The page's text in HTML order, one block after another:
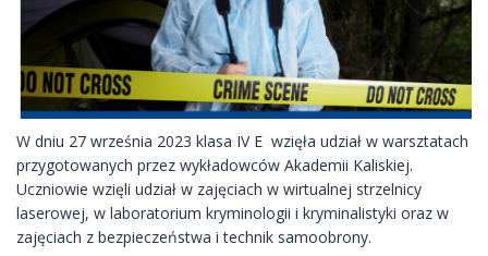
W dniu 27 września 2023 klasa IV E wzięła udział w warsztatach
przygotowanych przez wykładowców Akademii Kaliskiej.
Uczniowie wzięli udział w zajęciach w wirtualnej strzelnicy
laserowej, w laboratorium kryminologii i kryminalistyki oraz w
zajęciach z bezpieczeństwa i technik samoobrony.